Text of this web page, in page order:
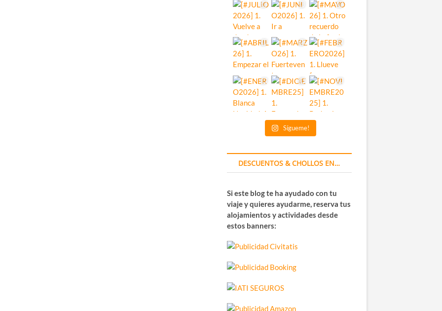
Sígueme!
DESCUENTOS & CHOLLOS EN…
Si este blog te ha ayudado con tu
viaje y quieres ayudarme, reserva tus
alojamientos y actividades desde
estos banners: